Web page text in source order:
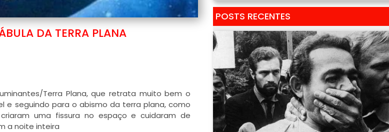
DA TERRA PLANA
Terra Plana, que retrata muito bem o
e seguindo para o abismo da terra plana, como
uma fissura no espaço e cuidaram de
a noite inteira
POSTS RECENTES